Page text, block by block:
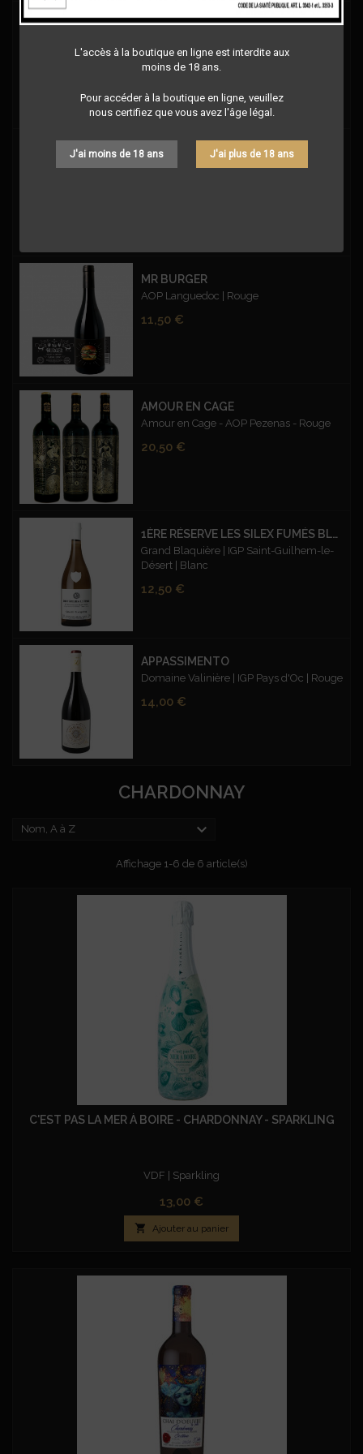
L'accès à la boutique en ligne est interdite aux
moins de 18 ans.
Pour accéder à la boutique en ligne, veuillez
nous certifiez que vous avez l'âge légal.
J'ai moins de 18 ans J'ai plus de 18 ans
CUVÉE D'EXCEPTION CARMIN - BIO
Prix
12,50 €
LE COQ - SYRAH BLACK ROUGE
Le Coq - IGP Oc - Syrah Black - Rouge
MR BURGER
AOP Languedoc | Rouge
Prix
11,50 €
AMOUR EN CAGE
Amour en Cage - AOP Pezenas - Rouge
Prix
20,50 €
1ÈRE RÉSERVE LES SILEX FUMÉS BLANC
Grand Blaquière | IGP Saint-Guilhem-le-
Désert | Blanc
Prix
12,50 €
APPASSIMENTO
Domaine Valinière | IGP Pays d'Oc | Rouge
Prix
14,00 €
CHARDONNAY
Nom, A à Z 
Affichage 1-6 de 6 article(s)
C'EST PAS LA MER À BOIRE - CHARDONNAY - SPARKLING
VDF | Sparkling
Prix
13,00 €
 Ajouter au panier